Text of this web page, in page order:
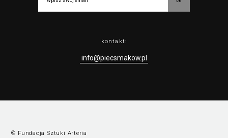
kontakt:
info@piecsmakow.pl
© Fundacja Sztuki Arteria